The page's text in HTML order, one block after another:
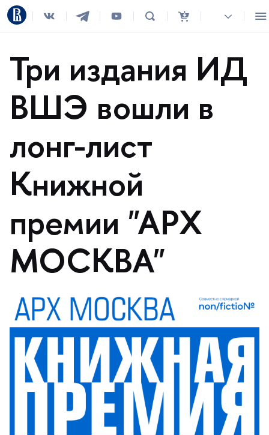
Три издания ИД
ШЭ вошли
лонг-лист
Книжной
премии "АРХ
МОСКВА"